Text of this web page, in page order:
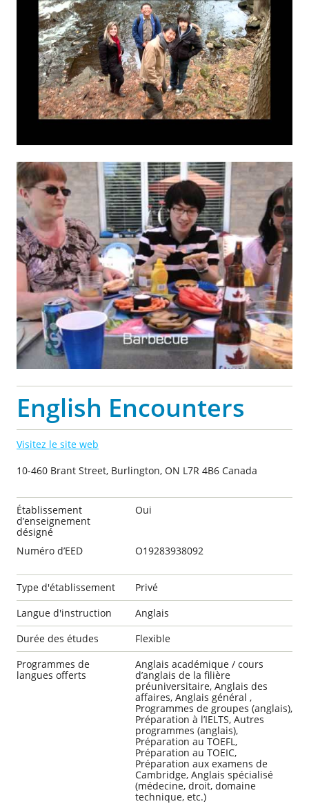
English Encounters
Visitez le site web
10-460 Brant Street, Burlington, ON L7R 4B6 Canada
Établissement
d’enseignement
désigné
Oui
Numéro d’EED O19283938092
Type d'établissement
Privé
Langue d'instruction
Anglais
Durée des études
Flexible
Programmes de
langues offerts
Anglais académique / cours
d’anglais de la filière
préuniversitaire, Anglais des
affaires, Anglais général ,
Programmes de groupes (anglais),
Préparation à l’IELTS, Autres
programmes (anglais),
Préparation au TOEFL,
Préparation au TOEIC,
Préparation aux examens de
Cambridge, Anglais spécialisé
(médecine, droit, domaine
technique, etc.)